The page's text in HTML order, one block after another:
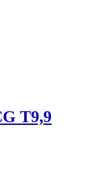
T9,9